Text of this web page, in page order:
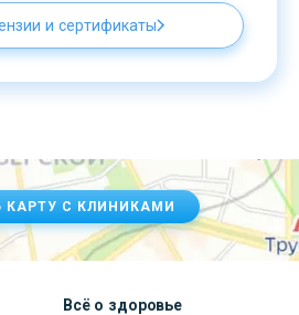
и сертификаты
КАРТУ С КЛИНИКАМИ
Всё о здоровье